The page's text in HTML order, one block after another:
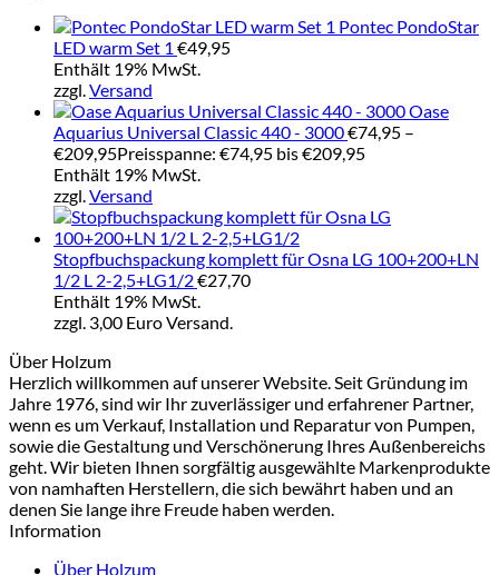
Pontec PondoStar
LED warm Set 1 €49,95
Enthält 19% MwSt.
zzgl.Versand
Oase
Aquarius Universal Classic 440 - 3000€74,95 –
€209,95Preisspanne: €74,95 bis €209,95
Enthält 19% MwSt.
zzgl.Versand
Stopfbuchspackung komplett für Osna LG 100+200+LN
1/2 L 2-2,5+LG1/2€27,70
Enthält 19% MwSt.
zzgl. 3,00 Euro Versand.
Über Holzum
Herzlich willkommen auf unserer Website. Seit Gründung im
Jahre 1976, sind wir Ihr zuverlässiger und erfahrener Partner,
wenn es um Verkauf, Installation und Reparatur von Pumpen,
sowie die Gestaltung und Verschönerung Ihres Außenbereichs
geht. Wir bieten Ihnen sorgfältig ausgewählte Markenprodukte
von namhaften Herstellern, die sich bewährt haben und an
denen Sie lange ihre Freude haben werden.
Information
Über Holzum